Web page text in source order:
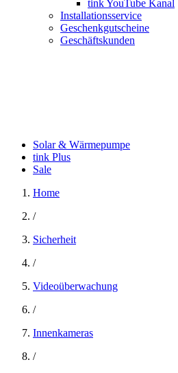
tink YouTube Kanal
Installationsservice
Geschenkgutscheine
Geschäftskunden
Solar & Wärmepumpe
tink Plus
Sale
Home
/
Sicherheit
/
Videoüberwachung
/
Innenkameras
/